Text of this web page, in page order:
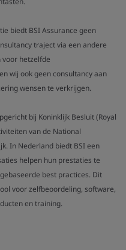
biedt BSI Assurance geen
traject via een andere
voor hetzelfde
wij ook geen consultancy aan
wensen te verkrijgen.
bij Koninklijk Besluit (Royal
van de National
In Nederland biedt BSI een
helpen hun prestaties te
best practices. Dit
voor zelfbeoordeling, software,
en training.